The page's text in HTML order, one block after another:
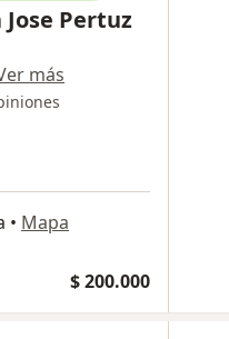
Pertuz
más
• Mapa
$ 200.000